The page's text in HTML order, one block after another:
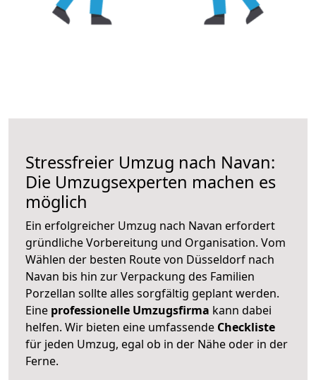
Stressfreier Umzug nach Navan:
Die Umzugsexperten machen es
möglich
Ein erfolgreicher Umzug nach Navan erfordert
gründliche Vorbereitung und Organisation. Vom
Wählen der besten Route von Düsseldorf nach
Navan bis hin zur Verpackung des Familien
Porzellan sollte alles sorgfältig geplant werden.
Eine professionelle Umzugsfirma kann dabei
helfen. Wir bieten eine umfassende Checkliste
für jeden Umzug, egal ob in der Nähe oder in der
Ferne.